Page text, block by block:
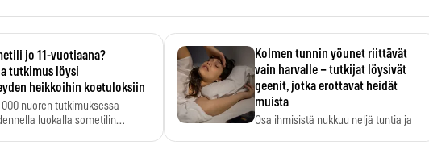
jo 11-vuotiaana?
tutkimus löysi
heikkoihin koetuloksiin
000 nuoren tutkimuksessa
luokalla sometilin…
Kolmen tunnin yöunet riittävät
vain harvalle – tutkijat löysivät
geenit, jotka erottavat heidät
muista
Osa ihmisistä nukkuu neljä tuntia ja